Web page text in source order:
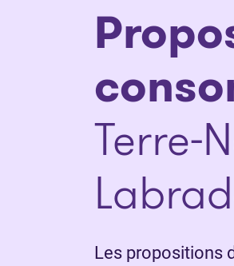
Terre-
Les propositions